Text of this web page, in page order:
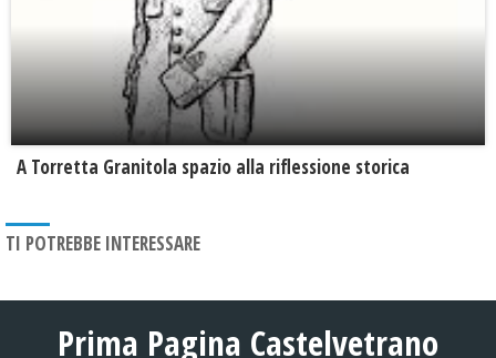
​A Torretta Granitola spazio alla riflessione storica
TI POTREBBE INTERESSARE
Prima Pagina Castelvetrano